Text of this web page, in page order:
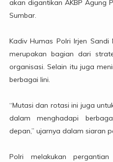
akan digantikan AKBP Agung
Sumbar.
Kadiv Humas Polri Irjen
merupakan bagian dari
organisasi. Selain itu juga
berbagai lini.
“Mutasi dan rotasi ini juga
dalam menghadapi
depan,” ujarnya dalam siaran
Polri melakukan